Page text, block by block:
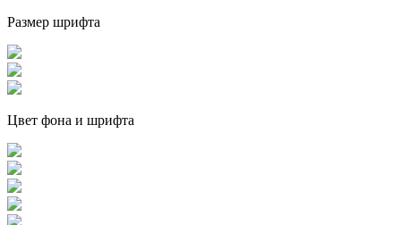
Размер шрифта
Цвет фона и шрифта